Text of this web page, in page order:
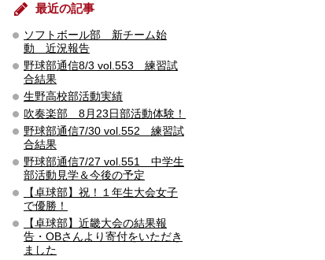
最近の記事
ソフトボール部 新チーム始
動 近況報告
野球部通信8/3 vol.553 練習試
合結果
生野高校部活動実績
吹奏楽部 8月23日部活動体験！
野球部通信7/30 vol.552 練習試
合結果
野球部通信7/27 vol.551 中学生
部活動見学＆今後の予定
【卓球部】祝！１年生大会女子
で優勝！
【卓球部】近畿大会の結果報
告・OBさんより寄付をいただき
ました